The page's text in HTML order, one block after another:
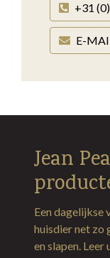
+31
E-
Jean
Een dagelijkse
huisdier net zo
en slapen.